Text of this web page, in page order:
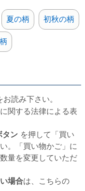
夏の柄 初秋の柄
お読み下さい。
関する法律による表
タン を押して「買い
。「買い物かご」に
量を変更していただ
場合は、こちらの